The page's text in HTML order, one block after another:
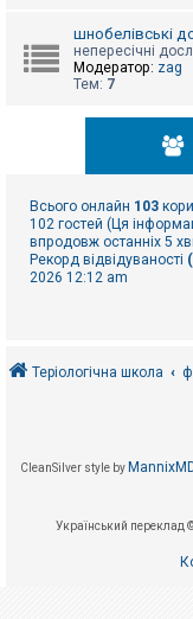
шнобелівські
непересічні
Модератор: zag
Тем: 7
Всього онлайн 103
102 гостей (Ця
впродовж останніх 5
Рекорд відвідуваності
2026 12:12 am
Теріологічна школа
CleanSilver style by
Український переклад